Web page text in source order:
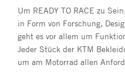
Um READY TO RACE zu
in Form von Forschung,
geht es vor allem um
Jeder Stück der KTM
um am Motorrad allen